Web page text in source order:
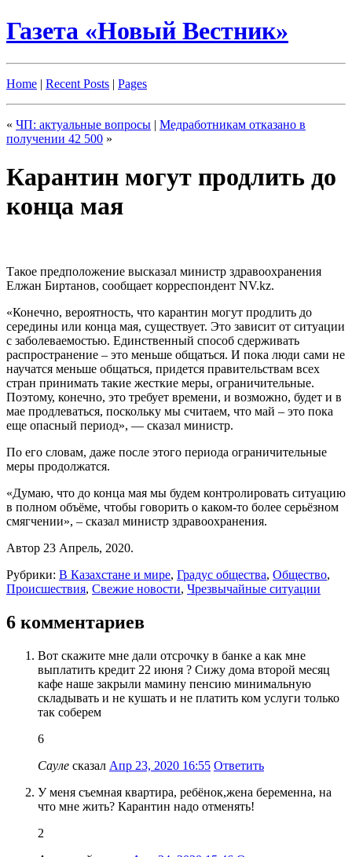
Газета «Новый Вестник»
Home | Recent Posts | Pages
« ЧП: актуальные вопросы | Медработникам отказано в
получении 42 500 »
Карантин могут продлить до
конца мая
Такое предположение высказал министр здравоохранения
Елжан Биртанов, сообщает корреспондент NV.kz.
«Конечно, вероятность, что карантин могут продлить до
середины или конца мая, существует. Это зависит от ситуации
с заболеваемостью. Единственный способ сдерживать
распространение – это меньше общаться. И пока люди сами не
научатся меньше общаться, придется правительствам всех
стран принимать такие жесткие меры, ограничительные.
Поэтому, конечно, это требует времени, и возможно, будет и в
мае продлеваться, поскольку мы считаем, что май – это пока
еще опасный период», — сказал министр.
По его словам, даже после этого периода ограничительные
меры продолжатся.
«Думаю, что до конца мая мы будем контролировать ситуацию
в полном объёме, чтобы говорить о каком-то более серьёзном
смягчении», – сказал министр здравоохранения.
Автор 23 Апрель, 2020.
Рубрики: В Казахстане и мире, Градус общества, Общество,
Происшествия, Свежие новости, Чрезвычайные ситуации
6 комментариев
Вот скажите мне дали отсрочку в банке а как мне
выплатить кредит 22 июня ? Сижу дома второй месяц
кафе наше закрыли мамину пенсию минимальную
складывать и не кушать и не платить ком услуги только
так соберем
6
Сауле сказал Апр 23, 2020 16:55 Ответить
У меня съемная квартира, ребёнок,жена беременна, на
что мне жить? Карантин надо отменять!
2